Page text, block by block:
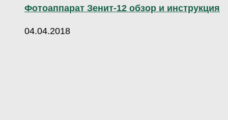
Фотоаппарат Зенит-12 обзор и инструкция
04.04.2018